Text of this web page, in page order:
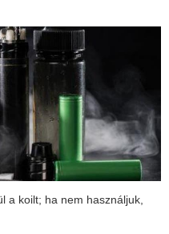
a koilt; ha nem használjuk,